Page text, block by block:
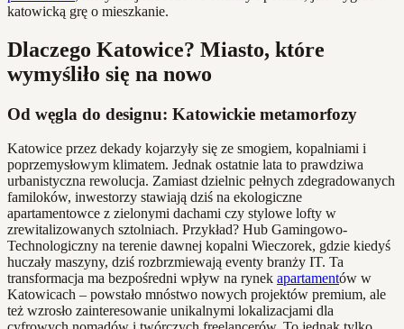
katowicką grę o mieszkanie.
Dlaczego Katowice? Miasto, które
wymyśliło się na nowo
Od węgla do designu: Katowickie metamorfozy
Katowice przez dekady kojarzyły się ze smogiem, kopalniami i
poprzemysłowym klimatem. Jednak ostatnie lata to prawdziwa
urbanistyczna rewolucja. Zamiast dzielnic pełnych zdegradowanych
familoków, inwestorzy stawiają dziś na ekologiczne
apartamentowce z zielonymi dachami czy stylowe lofty w
zrewitalizowanych sztolniach. Przykład? Hub Gamingowo-
Technologiczny na terenie dawnej kopalni Wieczorek, gdzie kiedyś
huczały maszyny, dziś rozbrzmiewają eventy branży IT. Ta
transformacja ma bezpośredni wpływ na rynek apartamentów w
Katowicach – powstało mnóstwo nowych projektów premium, ale
też wzrosło zainteresowanie unikalnymi lokalizacjami dla